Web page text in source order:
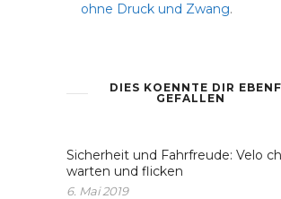
ohne Druck und Zwang.
DIES KOENNTE DIR
GEFALLEN
Sicherheit und Fahrfreude: Velo
warten und flicken
6. Mai 2019